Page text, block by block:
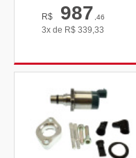
R$ 987,46
3x de R$ 339,33